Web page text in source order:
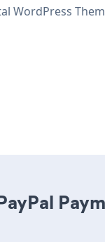
WordPress